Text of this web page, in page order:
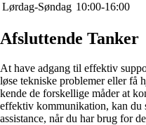
Lørdag-Søndag 10:00-16:00
Afsluttende Tanker
At have adgang til effektiv
løse tekniske problemer eller få
kende de forskellige måder at
effektiv kommunikation, kan du
assistance, når du har brug for